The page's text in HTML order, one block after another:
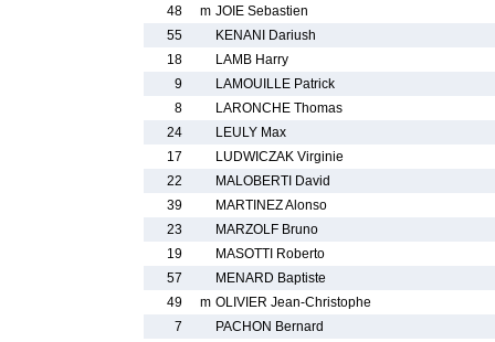
48
m JOIE Sebastien
55
KENANI Dariush
18
LAMB Harry
9
LAMOUILLE Patrick
8
LARONCHE Thomas
24
LEULY Max
17
LUDWICZAK Virginie
22
MALOBERTI David
39
MARTINEZ Alonso
23
MARZOLF Bruno
19
MASOTTI Roberto
57
MENARD Baptiste
49
m OLIVIER Jean-Christophe
7
PACHON Bernard